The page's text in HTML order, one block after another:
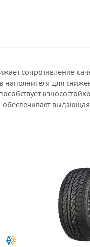
сопротивление
наполнителя для